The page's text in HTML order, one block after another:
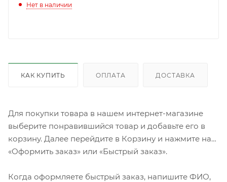
Нет в наличии
КАК КУПИТЬ ОПЛАТА ДОСТАВКА
Для покупки товара в нашем интернет-магазине
выберите понравившийся товар и добавьте его в
корзину. Далее перейдите в Корзину и нажмите на
«Оформить заказ» или «Быстрый заказ».
Когда оформляете быстрый заказ, напишите ФИО,